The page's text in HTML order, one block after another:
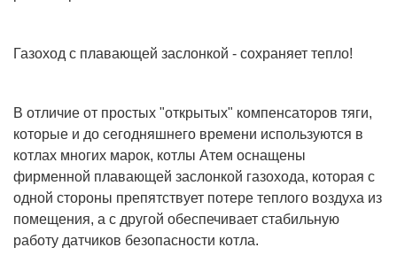
Газоход с плавающей заслонкой - сохраняет тепло!
В отличие от простых "открытых" компенсаторов тяги,
которые и до сегодняшнего времени используются в
котлах многих марок, котлы Атем оснащены
фирменной плавающей заслонкой газохода, которая с
одной стороны препятствует потере теплого воздуха из
помещения, а с другой обеспечивает стабильную
работу датчиков безопасности котла.